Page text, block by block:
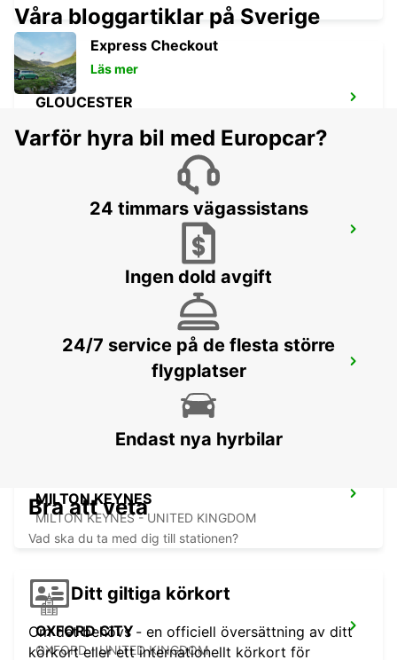
GLOUCESTER
NORTHAMPTON - UNITED KINGDOM
NOTTINGHAM - UNITED KINGDOM
MILTON KEYNES
MILTON KEYNES - UNITED KINGDOM
OXFORD CITY
OXFORD - UNITED KINGDOM
Våra bloggartiklar på Sverige
Express Checkout
Läs mer
Varför hyra bil med Europcar?
24 timmars vägassistans
Ingen dold avgift
24/7 service på de flesta större
flygplatser
Endast nya hyrbilar
Bra att veta
Vad ska du ta med dig till stationen?
Ditt giltiga körkort
Om det behövs - en officiell översättning av ditt
körkort eller ett internationellt körkort för